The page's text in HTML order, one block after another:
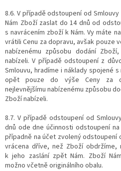
8.6. V případě odstoupení od Smlouvy
Nám Zboží zaslat do 14 dnů od
s navrácením zboží k Nám. Vy máte
vrátili Cenu za dopravu, avšak pouze
nabízenému způsobu dodání
nabízeli. V případě odstoupení z
Smlouvu, hradíme i náklady spojené
opět pouze do výše Ceny za
nejlevnějšímu nabízenému způsobu
Zboží nabízeli.
8.7. V případě odstoupení od
dnů ode dne účinnosti odstoupení
případně na účet zvolený odstoupení
vrácena dříve, než Zboží
k jeho zaslání zpět Nám. Zboží
možno včetně originálního obalu.